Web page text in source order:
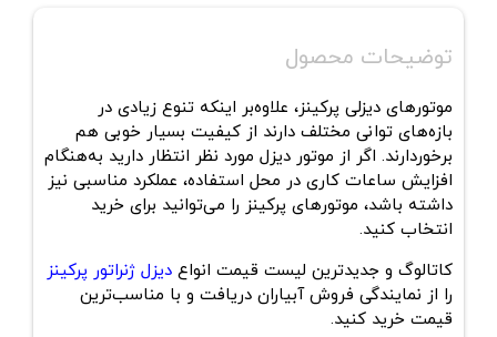
توضیحات محصول
موتورهای دیزلی پرکینز، علاوه‌بر اینکه تنوع زیادی در
بازه‌های توانی مختلف دارند از کیفیت بسیار خوبی هم
برخوردارند. اگر از موتور دیزل مورد نظر انتظار دارید به‌هنگام
افزایش ساعات کاری در محل استفاده، عملکرد مناسبی نیز
داشته باشد، موتورهای پرکینز را می‌توانید برای خرید
انتخاب کنید.
کاتالوگ و جدید‌ترین لیست قیمت انواع دیزل ژنراتور پرکینز
را از نمایندگی فروش آبیاران دریافت و با مناسب‌ترین
قیمت خرید کنید.